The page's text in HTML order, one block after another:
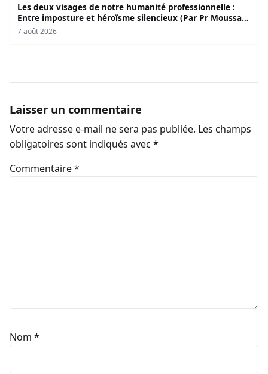
Les deux visages de notre humanité professionnelle :
Entre imposture et héroïsme silencieux (Par Pr Moussa
Seydi)
7 août 2026
Laisser un commentaire
Votre adresse e-mail ne sera pas publiée. Les champs
obligatoires sont indiqués avec *
Commentaire*
Nom *